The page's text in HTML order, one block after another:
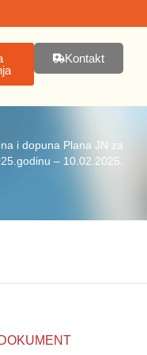
Kontakt
i dopuna Plana JN za
– 10.02.2025.